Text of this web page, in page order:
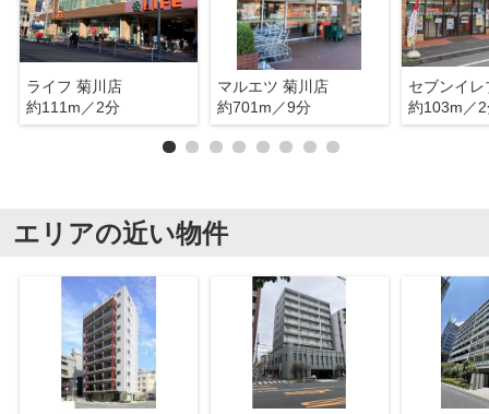
ライフ 菊川店
約111m／2分
マルエツ 菊川店
約701m／9分
約103m／
エリアの近い物件